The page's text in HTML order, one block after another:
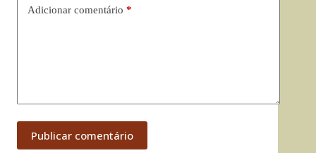
Adicionar comentário *
Publicar comentário